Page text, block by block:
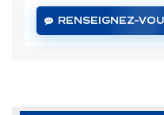
RENSEIGNEZ-